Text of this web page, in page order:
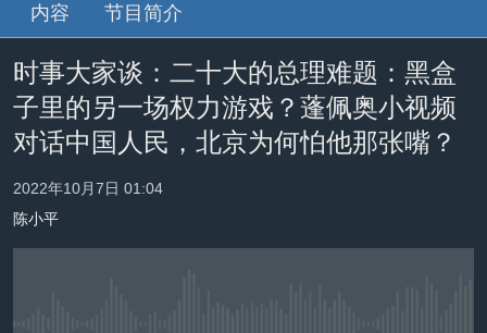
到
内
转
导
航
跳
台湾
港澳
国际
最新国际新闻
印太
中东
分类新闻
经济·金融·贸易
人权·法律·宗教
美中关系
热点专题
Spotify
订阅
内容 节目简介
时事大家谈：二十大的总理难题：黑盒
子里的另一场权力游戏？蓬佩奥小视频
对话中国人民，北京为何怕他那张嘴？
2022年10月7日 01:04
陈小平